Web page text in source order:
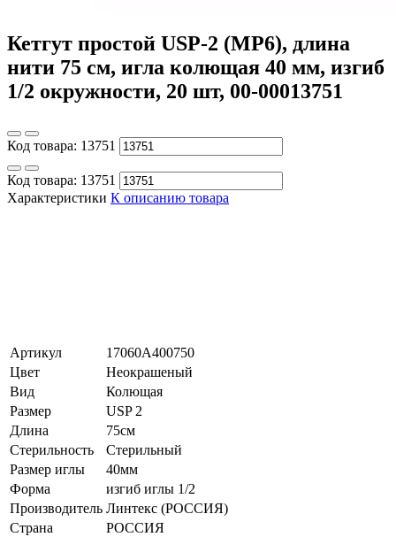
Кетгут простой USP-2 (MP6), длина
нити 75 см, игла колющая 40 мм, изгиб
1/2 окружности, 20 шт, 00-00013751
Код товара: 13751
Код товара: 13751
Характеристики К описанию товара
Артикул
17060A400750
Цвет
Неокрашеный
Вид
Колющая
Размер
USP 2
Длина
75см
Стерильность
Стерильный
Размер иглы
40мм
Форма
изгиб иглы 1/2
Производитель Линтекс (РОССИЯ)
Страна
РОССИЯ